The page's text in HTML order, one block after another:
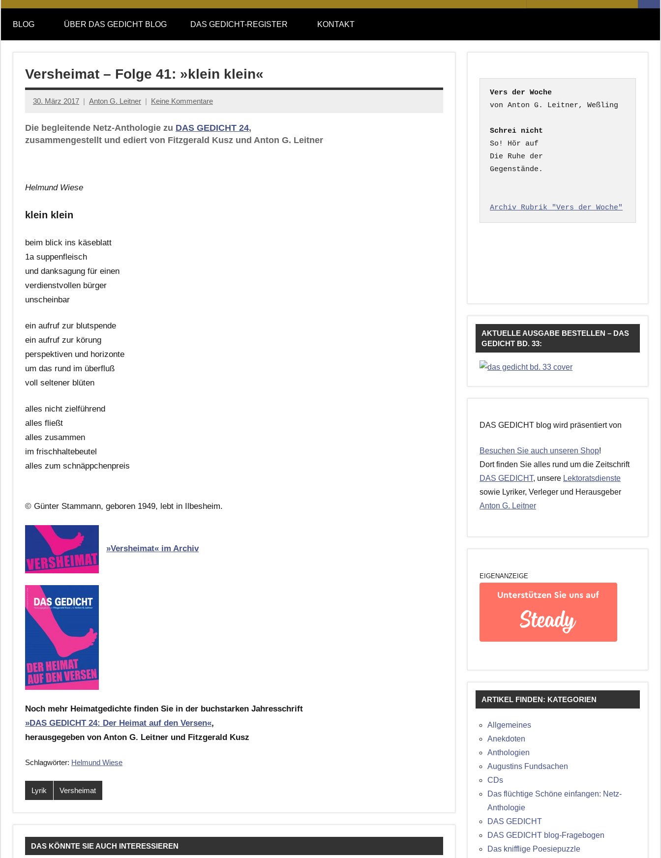
DAS
GEDICHT
blog
DAS
GEDICHT.
Zeitschrift
nach:
BLOG ÜBER DAS GEDICHT BLOG DAS GEDICHT-REGISTER KONTAKT
Versheimat – Folge 41: »klein klein«
30. März 2017 Anton G. Leitner Keine Kommentare
Die begleitende Netz-Anthologie zu DAS GEDICHT 24,
zusammengestellt und ediert von Fitzgerald Kusz und Anton G. Leitner
Helmund Wiese
klein klein
beim blick ins käseblatt
1a suppenfleisch
und danksagung für einen
verdienstvollen bürger
unscheinbar
ein aufruf zur blutspende
ein aufruf zur körung
perspektiven und horizonte
um das rund im überfluß
voll seltener blüten
alles nicht zielführend
alles fließt
alles zusammen
im frischhaltebeutel
alles zum schnäppchenpreis
© Günter Stammann, geboren 1949, lebt in Ilbesheim.
»Versheimat« im Archiv
Noch mehr Heimatgedichte finden Sie in der buchstarken Jahresschrift
»DAS GEDICHT 24: Der Heimat auf den Versen«,
herausgegeben von Anton G. Leitner und Fitzgerald Kusz
Schlagwörter: Helmund Wiese
Lyrik Versheimat
DAS KÖNNTE SIE AUCH INTERESSIEREN
Vers der Woche
Schrei nicht
So! Hör auf
Die Ruhe der
Gegenstände.
Archiv Rubrik "Vers der Woche"
AKTUELLE AUSGABE BESTELLEN – DAS
GEDICHT BD. 33:
DAS GEDICHT blog wird präsentiert von
Besuchen Sie auch unseren Shop!
Dort finden Sie alles rund um die Zeitschrift
DAS GEDICHT, unsere Lektoratsdienste
sowie Lyriker, Verleger und Herausgeber
Anton G. Leitner
EIGENANZEIGE
ARTIKEL FINDEN: KATEGORIEN
Allgemeines
Anekdoten
Anthologien
Augustins Fundsachen
CDs
Das flüchtige Schöne einfangen: Netz-
Anthologie
DAS GEDICHT
DAS GEDICHT blog-Fragebogen
Das knifflige Poesiepuzzle